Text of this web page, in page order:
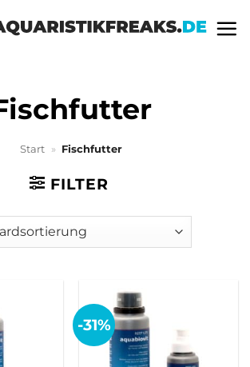
Start » Fischfutter
FILTER
-31%